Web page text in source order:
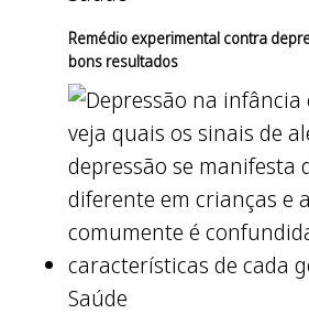
Remédio experimental contra
bons resultados
Saúde